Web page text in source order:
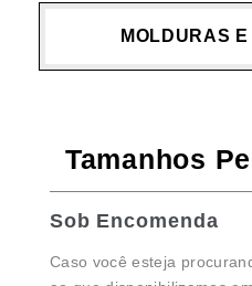
MOLDURAS
Tamanhos
Sob Encomenda
Caso você esteja